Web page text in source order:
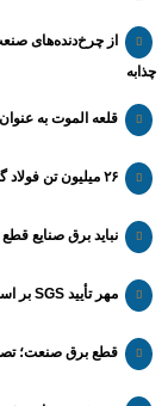
چذابه
قلعه الموت به
۲۶ میلیون تن فولاد گمشده؛ وقتی ناترازی انرژی بزرگ‌ترین مانع تولید می‌شود
نباید برق صنایع
مهر تأیید SGS بر استانداردهای جهانیِ شرکت عملیات اکتشاف نفت
قطع برق صنعت؛